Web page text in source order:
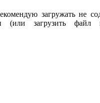
загружать не
загрузить файл